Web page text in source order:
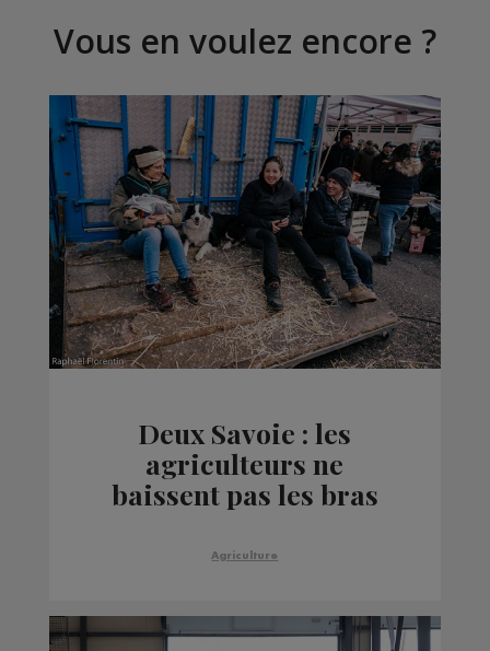
Vous en voulez encore ?
Deux Savoie : les
agriculteurs ne
baissent pas les bras
Agriculture